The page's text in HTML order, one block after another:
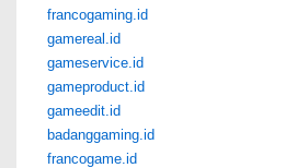
francogaming.id
gamereal.id
gameservice.id
gameproduct.id
gameedit.id
badanggaming.id
francogame.id